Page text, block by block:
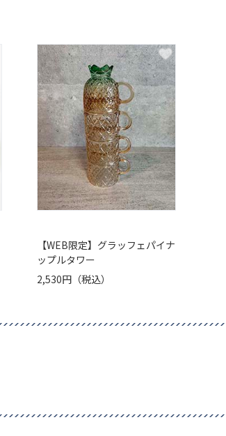
【WEB限定】グラッフェパイナ
ップルタワー
2,530円（税込）